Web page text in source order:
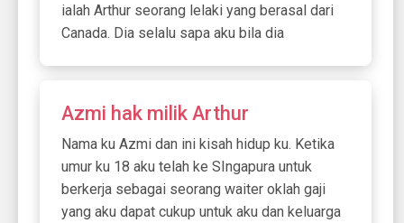
ialah Arthur seorang lelaki yang berasal dari
Canada. Dia selalu sapa aku bila dia
Azmi hak milik Arthur
Nama ku Azmi dan ini kisah hidup ku. Ketika
umur ku 18 aku telah ke SIngapura untuk
berkerja sebagai seorang waiter oklah gaji
yang aku dapat cukup untuk aku dan keluarga